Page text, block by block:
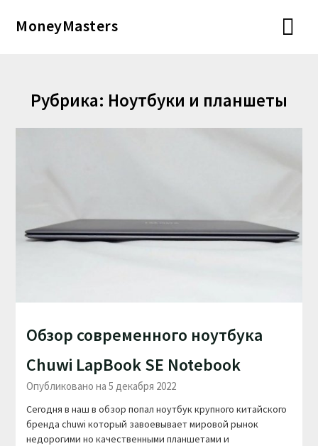
MoneyMasters
Рубрика: Ноутбуки и планшеты
Обзор современного ноутбука
Chuwi LapBook SE Notebook
Опубликовано на 5 декабря 2022
Сегодня в наш в обзор попал ноутбук крупного китайского
бренда chuwi который завоевывает мировой рынок
недорогими но качественными планшетами и